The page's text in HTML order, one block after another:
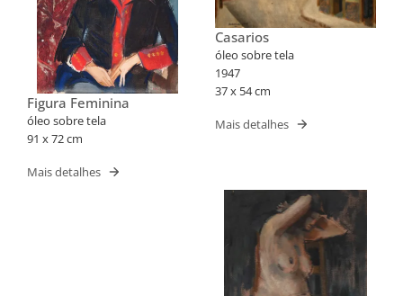
Figura Feminina
óleo sobre tela
91 x 72 cm
Mais detalhes
Casarios
óleo sobre tela
1947
37 x 54 cm
Mais detalhes